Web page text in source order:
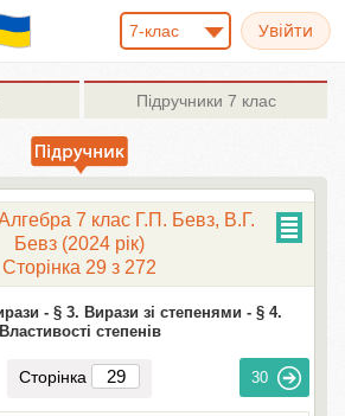
7-клас
Підручники 7 клас
7 клас Г.П. Бевз, В.Г.
Бевз (2024 рік)
Сторінка 29 з 272
- § 3. Вирази зі степенями - § 4.
Властивості степенів
Сторінка 30